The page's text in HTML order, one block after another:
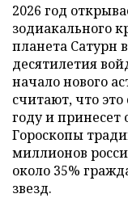
2026 год
зодиакального
планета Сатурн
десятилетия
начало нового
считают, что
году и
Гороскопы
миллионов
около 35%
звезд.